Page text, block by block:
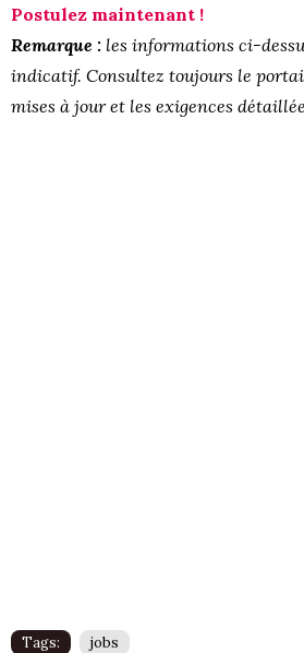
Postulez maintenant !
Remarque : les informations ci-
indicatif. Consultez toujours le
mises à jour et les exigences
Tags: jobs